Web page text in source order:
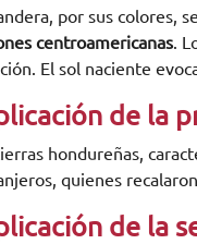
por sus colores,
centroamericanas.
El sol naciente
de la
hondureñas,
quienes
de la